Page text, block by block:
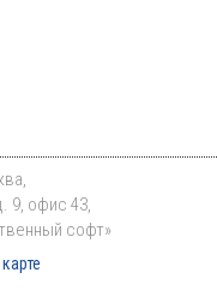
9, офис 43,
софт»